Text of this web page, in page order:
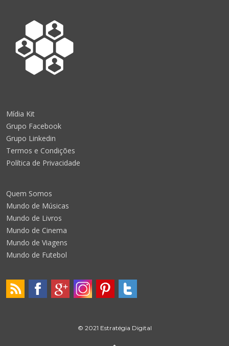
Mídia Kit
Grupo Facebook
Grupo Linkedin
Termos e Condições
Política de Privacidade
Quem Somos
Mundo de Músicas
Mundo de Livros
Mundo de Cinema
Mundo de Viagens
Mundo de Futebol
© 2021 Estratégia Digital